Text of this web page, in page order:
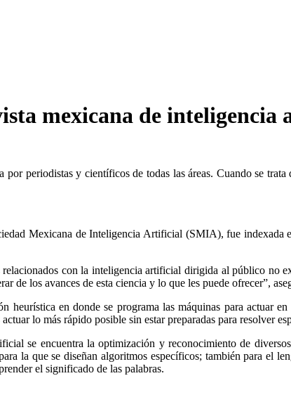
mexicana de inteligencia
periodistas y científicos de todas las áreas. Cuando se
Mexicana de Inteligencia Artificial (SMIA), fue
con la inteligencia artificial dirigida al público no
de los avances de esta ciencia y lo que les puede ofrecer”,
en donde se programa las máquinas para actuar
lo más rápido posible sin estar preparadas para resolver
se encuentra la optimización y reconocimiento de
la que se diseñan algoritmos específicos; también para el
el significado de las palabras.